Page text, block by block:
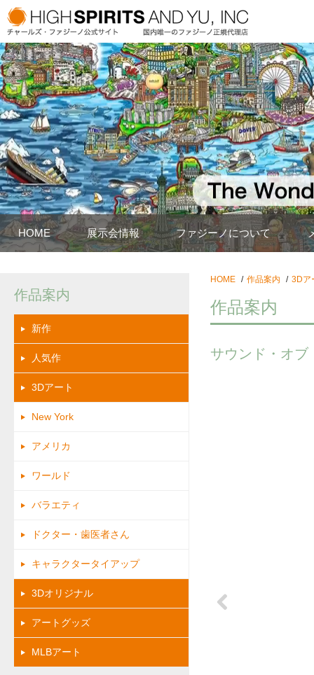
HOME 展示会情報 ファジーノについて
HOME 作品案内 3Dア
作品案内
サウンド・オブ
作品案内
新作
人気作
3Dアート
New York
アメリカ
ワールド
バラエティ
ドクター・歯医者さん
キャラクタータイアップ
3Dオリジナル
アートグッズ
MLBアート